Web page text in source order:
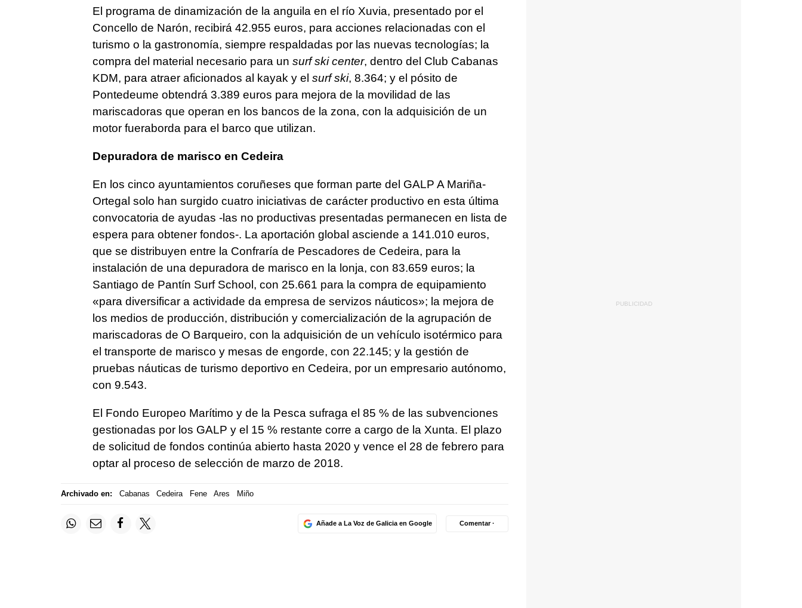
El programa de dinamización de la anguila en el río Xuvia, presentado por el
Concello de Narón, recibirá 42.955 euros, para acciones relacionadas con el
turismo o la gastronomía, siempre respaldadas por las nuevas tecnologías; la
compra del material necesario para un surf ski center, dentro del Club Cabanas
KDM, para atraer aficionados al kayak y el surf ski, 8.364; y el pósito de
Pontedeume obtendrá 3.389 euros para mejora de la movilidad de las
mariscadoras que operan en los bancos de la zona, con la adquisición de un
motor fueraborda para el barco que utilizan.
Depuradora de marisco en Cedeira
En los cinco ayuntamientos coruñeses que forman parte del GALP A Mariña-
Ortegal solo han surgido cuatro iniciativas de carácter productivo en esta última
convocatoria de ayudas -las no productivas presentadas permanecen en lista de
espera para obtener fondos-. La aportación global asciende a 141.010 euros,
que se distribuyen entre la Confraría de Pescadores de Cedeira, para la
instalación de una depuradora de marisco en la lonja, con 83.659 euros; la
Santiago de Pantín Surf School, con 25.661 para la compra de equipamiento
«para diversificar a actividade da empresa de servizos náuticos»; la mejora de
los medios de producción, distribución y comercialización de la agrupación de
mariscadoras de O Barqueiro, con la adquisición de un vehículo isotérmico para
el transporte de marisco y mesas de engorde, con 22.145; y la gestión de
pruebas náuticas de turismo deportivo en Cedeira, por un empresario autónomo,
con 9.543.
El Fondo Europeo Marítimo y de la Pesca sufraga el 85 % de las subvenciones
gestionadas por los GALP y el 15 % restante corre a cargo de la Xunta. El plazo
de solicitud de fondos continúa abierto hasta 2020 y vence el 28 de febrero para
optar al proceso de selección de marzo de 2018.
Archivado en: Cabanas Cedeira Fene Ares Miño
Añade a La Voz de Galicia en Google Comentar ·